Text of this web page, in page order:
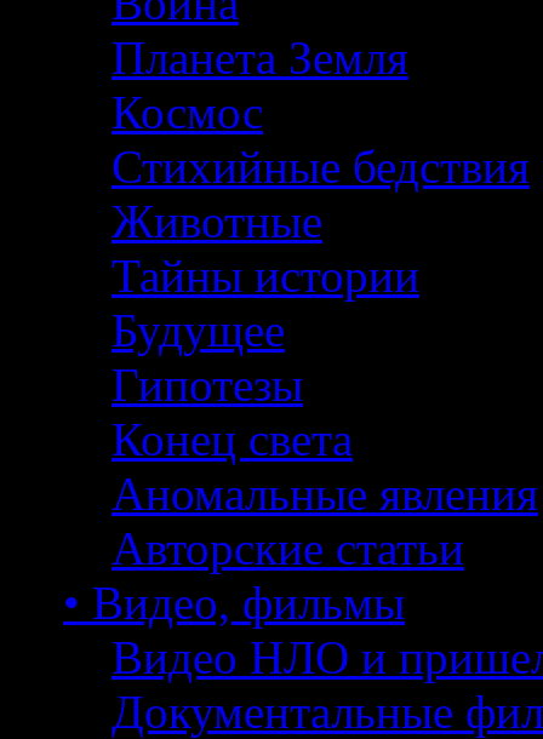
Планета Земля
Космос
Стихийные бедствия
Животные
Тайны истории
Будущее
Гипотезы
Конец света
Аномальные явления
Авторские статьи
• Видео, фильмы
Видео НЛО и
Документальные